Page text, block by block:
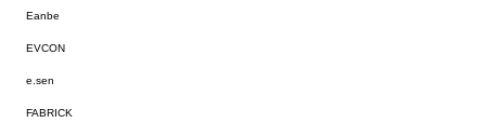
Eanbe
EVCON
e.sen
FABRICK